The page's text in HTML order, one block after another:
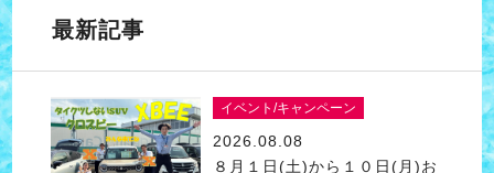
最新記事
イベント/キャンペーン
2026.08.08
８月１日(土)から１０日(月)お